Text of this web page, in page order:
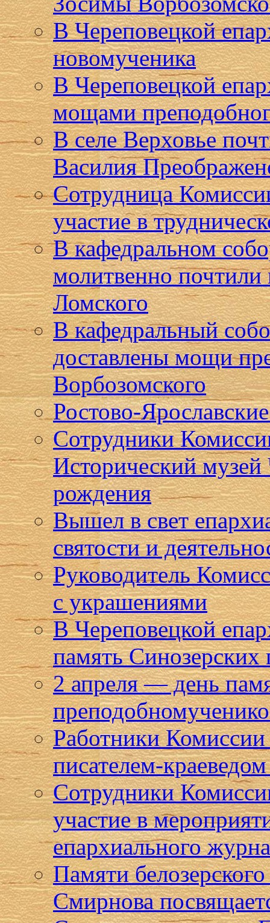
В Череповецкой
новомученика
В Череповецкой
мощами
В селе Верховье
Василия
Сотрудница
участие в
В кафедральном
молитвенно почтили
Ломского
В кафедральный
доставлены мощи
Ворбозомского
Ростово-
Сотрудники
Исторический
рождения
Вышел в свет
святости и
Руководитель
с украшениями
В Череповецкой
память
2 апреля — день
Работники Комиссии
писателем-
Сотрудники
участие в
епархиального
Памяти
Смирнова